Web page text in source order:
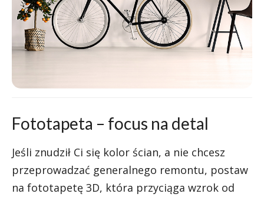
Fototapeta – focus na detal
Jeśli znudził Ci się kolor ścian, a nie chcesz
przeprowadzać generalnego remontu, postaw
na fototapetę 3D, która przyciąga wzrok od